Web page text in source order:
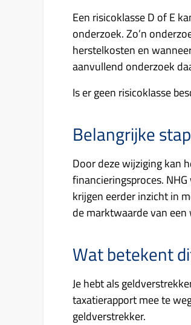
Een risicoklasse D of E
onderzoek. Zo’n
herstelkosten en
aanvullend onderzoek
Is er geen risicoklasse
Belangrijke
Door deze wijziging kan
financieringsproces.
krijgen eerder inzicht in
de marktwaarde van een
Wat betekent
Je hebt als
taxatierapport mee te
geldverstrekker.